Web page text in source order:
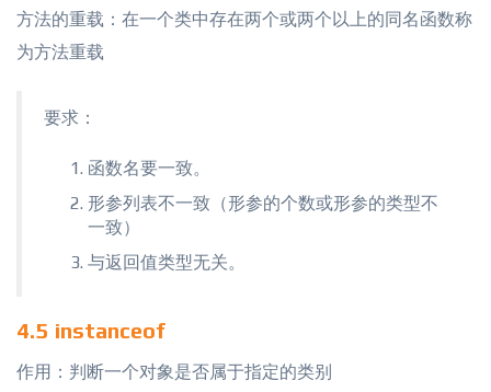
方法的重载：在一个类中存在两个或两个以上的同名函数称
为方法重载
要求：
函数名要一致。
形参列表不一致（形参的个数或形参的类型不
一致）
与返回值类型无关。
4.5 instanceof
作用：判断一个对象是否属于指定的类别